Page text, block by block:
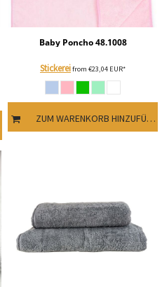
Baby Poncho 48.1008
Stickereifrom €23,04 EUR*
ZUM WARENKORB HINZUFÜGEN